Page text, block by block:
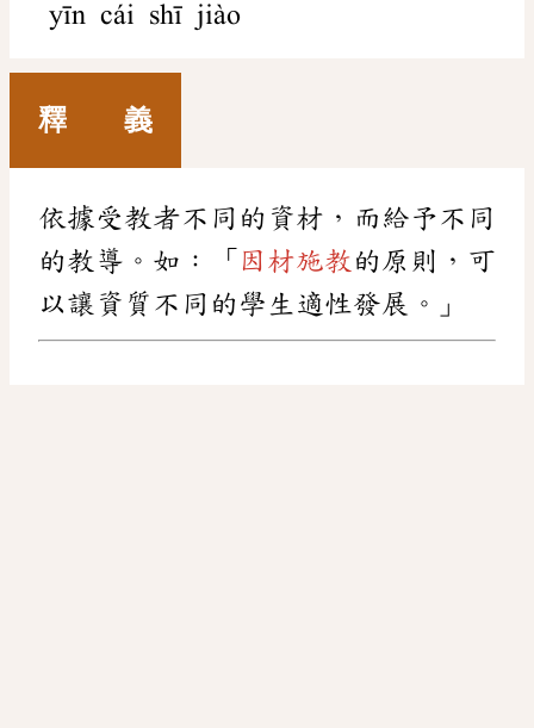
yīn cái shī jiào
釋 義
依據受教者不同的資材，而給予不同
的教導。如：「 因材施教 的原則，可
以讓資質不同的學生適性發展。」